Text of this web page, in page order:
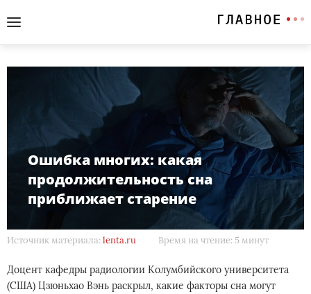
Ошибка многих: какая
продолжительность сна
приближает старение
Источник материала: lenta.ru Время на чтение: 5 минут
Доцент кафедры радиологии Колумбийского университета
(США) Цзюньхао Вэнь раскрыл, какие факторы сна могут